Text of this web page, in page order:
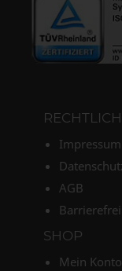
Impressum
AGB
SHOP
Mein Konto